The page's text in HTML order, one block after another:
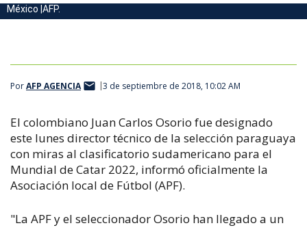
México |AFP.
PorAFP AGENCIA 3 de septiembre de 2018, 10:02 AM
El colombiano Juan Carlos Osorio fue designado
este lunes director técnico de la selección paraguaya
con miras al clasificatorio sudamericano para el
Mundial de Catar 2022, informó oficialmente la
Asociación local de Fútbol (APF).
"La APF y el seleccionador Osorio han llegado a un